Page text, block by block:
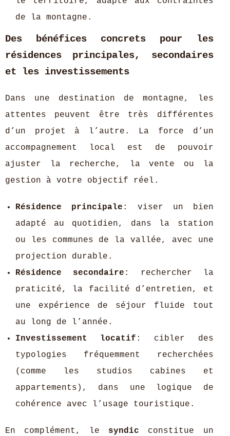
de la montagne.
Des bénéfices concrets pour les
résidences principales, secondaires
et les investissements
Dans une destination de montagne, les
attentes peuvent être très différentes
d’un projet à l’autre. La force d’un
accompagnement local est de pouvoir
ajuster la recherche, la vente ou la
gestion à votre objectif réel.
Résidence principale : viser un bien
adapté au quotidien, dans la station
ou les communes de la vallée, avec une
projection durable.
Résidence secondaire : rechercher la
praticité, la facilité d’entretien, et
une expérience de séjour fluide tout
au long de l’année.
Investissement locatif : cibler des
typologies fréquemment recherchées
(comme les studios cabines et
appartements), dans une logique de
cohérence avec l’usage touristique.
En complément, le syndic constitue un